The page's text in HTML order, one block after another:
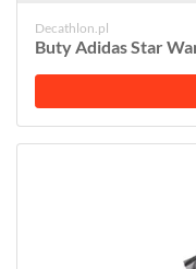
Decathlon.pl
Buty Adidas Star